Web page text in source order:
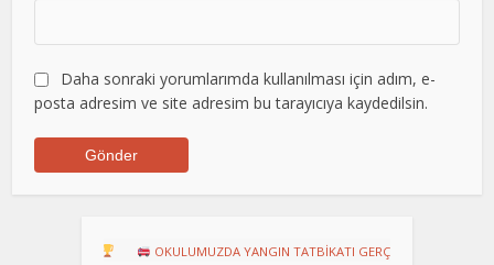
Daha sonraki yorumlarımda kullanılması için adım, e-
posta adresim ve site adresim bu tarayıcıya kaydedilsin.
OKULUMUZDA YANGIN TATBİKATI GERÇEKLEŞTİRİLDİ